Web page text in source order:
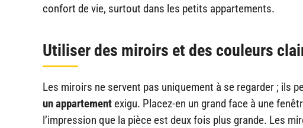
confort de vie, surtout dans les petits appartements.
Utiliser des miroirs et des couleurs
Les miroirs ne servent pas uniquement à se regarder ; ils
un appartement exigu. Placez-en un grand face à une
l’impression que la pièce est deux fois plus grande. Les